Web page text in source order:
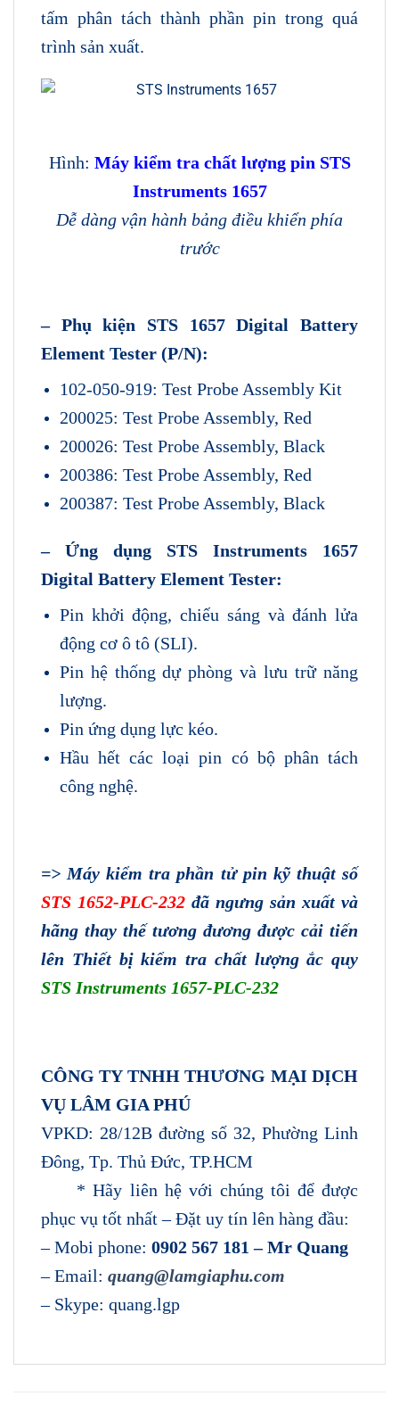
tấm phân tách thành phần pin trong quá
trình sản xuất.
Hình: Máy kiểm tra chất lượng pin STS
Instruments 1657
Dễ dàng vận hành bảng điều khiển phía
trước
– Phụ kiện STS 1657 Digital Battery
Element Tester (P/N):
102-050-919: Test Probe Assembly Kit
200025: Test Probe Assembly, Red
200026: Test Probe Assembly, Black
200386: Test Probe Assembly, Red
200387: Test Probe Assembly, Black
– Ứng dụng STS Instruments 1657
Digital Battery Element Tester:
Pin khởi động, chiếu sáng và đánh lửa
động cơ ô tô (SLI).
Pin hệ thống dự phòng và lưu trữ năng
lượng.
Pin ứng dụng lực kéo.
Hầu hết các loại pin có bộ phân tách
công nghệ.
=> Máy kiểm tra phần tử pin kỹ thuật số
STS 1652-PLC-232 đã ngưng sản xuất và
hãng thay thế tương đương được cải tiến
lên Thiết bị kiểm tra chất lượng ắc quy
STS Instruments 1657-PLC-232
CÔNG TY TNHH THƯƠNG MẠI DỊCH
VỤ LÂM GIA PHÚ
VPKD: 28/12B đường số 32, Phường Linh
Đông, Tp. Thủ Đức, TP.HCM
* Hãy liên hệ với chúng tôi để được
phục vụ tốt nhất – Đặt uy tín lên hàng đầu:
– Mobi phone: 0902 567 181 – Mr Quang
– Email: quang@lamgiaphu.com
– Skype: quang.lgp